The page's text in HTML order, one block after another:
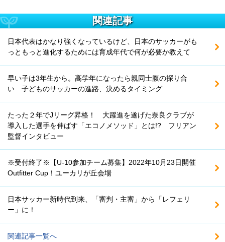
関連記事
日本代表はかなり強くなっているけど、日本のサッカーがも
っともっと進化するためには育成年代で何が必要か教えて
早い子は3年生から。高学年になったら親同士腹の探り合
い 子どものサッカーの進路、決めるタイミング
たった２年でJリーグ昇格！ 大躍進を遂げた奈良クラブが
導入した選手を伸ばす「エコノメソッド」とは!? フリアン
監督インタビュー
※受付終了※【U-10参加チーム募集】2022年10月23日開催
Outfitter Cup！ユーカリが丘会場
日本サッカー新時代到来、「審判・主審」から「レフェリ
ー」に！
関連記事一覧へ